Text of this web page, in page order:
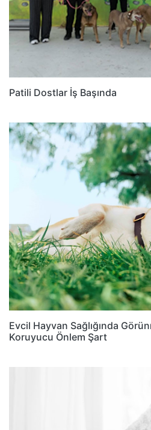
Patili Dostlar İş Başında
Evcil Hayvan Sağlığında
Koruyucu Önlem Şart